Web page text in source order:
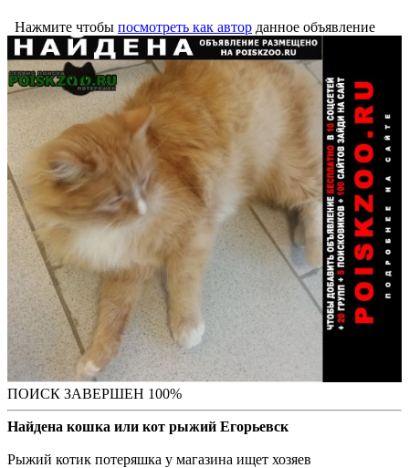
Нажмите чтобы посмотреть как автор данное объявление
ПОИСК ЗАВЕРШЕН 100%
Найдена кошка или кот рыжий Егорьевск
Рыжий котик потеряшка у магазина ищет хозяев